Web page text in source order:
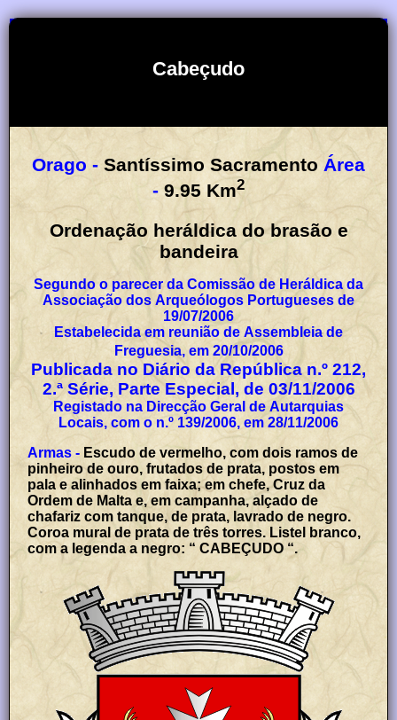
Cabeçudo
Orago - Santíssimo Sacramento Área
- 9.95 Km2
Ordenação heráldica do brasão e
bandeira
Segundo o parecer da Comissão de Heráldica da
Associação dos Arqueólogos Portugueses de
19/07/2006
Estabelecida em reunião de Assembleia de
Freguesia, em 20/10/2006
Publicada no Diário da República n.º 212,
2.ª Série, Parte Especial, de 03/11/2006
Registado na Direcção Geral de Autarquias
Locais, com o n.º 139/2006, em 28/11/2006
Armas - Escudo de vermelho, com dois ramos de
pinheiro de ouro, frutados de prata, postos em
pala e alinhados em faixa; em chefe, Cruz da
Ordem de Malta e, em campanha, alçado de
chafariz com tanque, de prata, lavrado de negro.
Coroa mural de prata de três torres. Listel branco,
com a legenda a negro: “ CABEÇUDO “.